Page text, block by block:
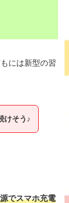
には新型の習
けそう♪
でスマホ充電